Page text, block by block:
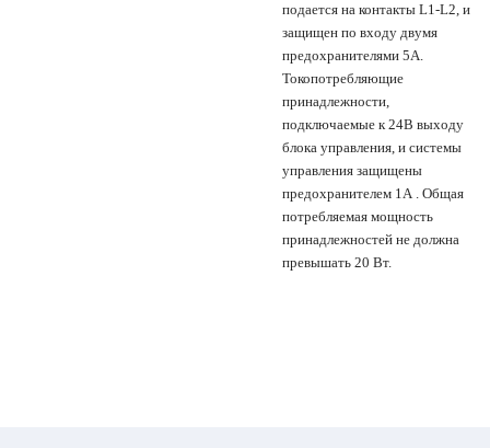
подается на контакты L1-L2, и
защищен по входу двумя
предохранителями 5А.
Токопотребляющие
принадлежности,
подключаемые к 24В выходу
блока управления, и системы
управления защищены
предохранителем 1А . Общая
потребляемая мощность
принадлежностей не должна
превышать 20 Вт.